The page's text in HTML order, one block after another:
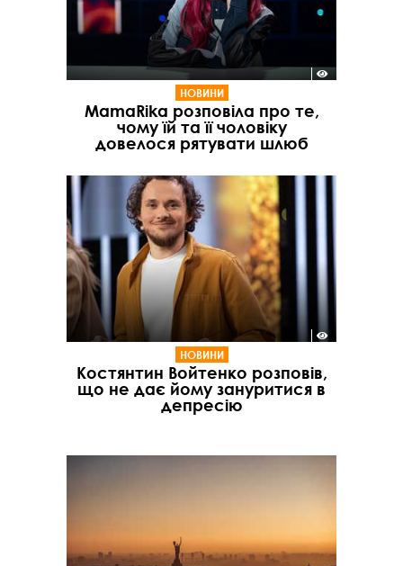
НОВИНИ
MamaRika розповіла про те,
чому їй та її чоловіку
довелося рятувати шлюб
НОВИНИ
Костянтин Войтенко розповів,
що не дає йому зануритися в
депресію